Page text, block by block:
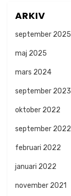
ARKIV
september 2025
maj 2025
mars 2024
september 2023
oktober 2022
september 2022
februari 2022
januari 2022
november 2021